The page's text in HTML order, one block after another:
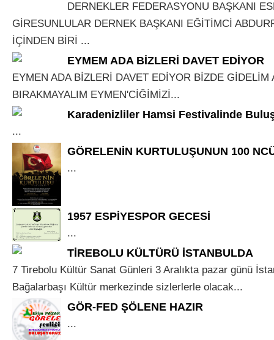
DERNEKLER FEDERASYONU BAŞKANI
GİRESUNLULAR DERNEK BAŞKANI EĞİTİMCİ
İÇİNDEN BİRİ ...
EYMEM ADA BİZLERİ DAVET EDİYOR
EYMEN ADA BİZLERİ DAVET EDİYOR BİZDE GİDELİM
BIRAKMAYALIM EYMEN'CİĞİMİZİ...
Karadenizliler Hamsi Festivalinde
...
GÖRELENİN KURTULUŞUNUN 100
...
1957 ESPİYESPOR GECESİ
...
TİREBOLU KÜLTÜRÜ İSTANBULDA
7 Tirebolu Kültür Sanat Günleri 3 Aralıkta pazar günü
Bağalarbaşı Kültür merkezinde sizlerlerle olacak...
GÖR-FED ŞÖLENE HAZIR
...